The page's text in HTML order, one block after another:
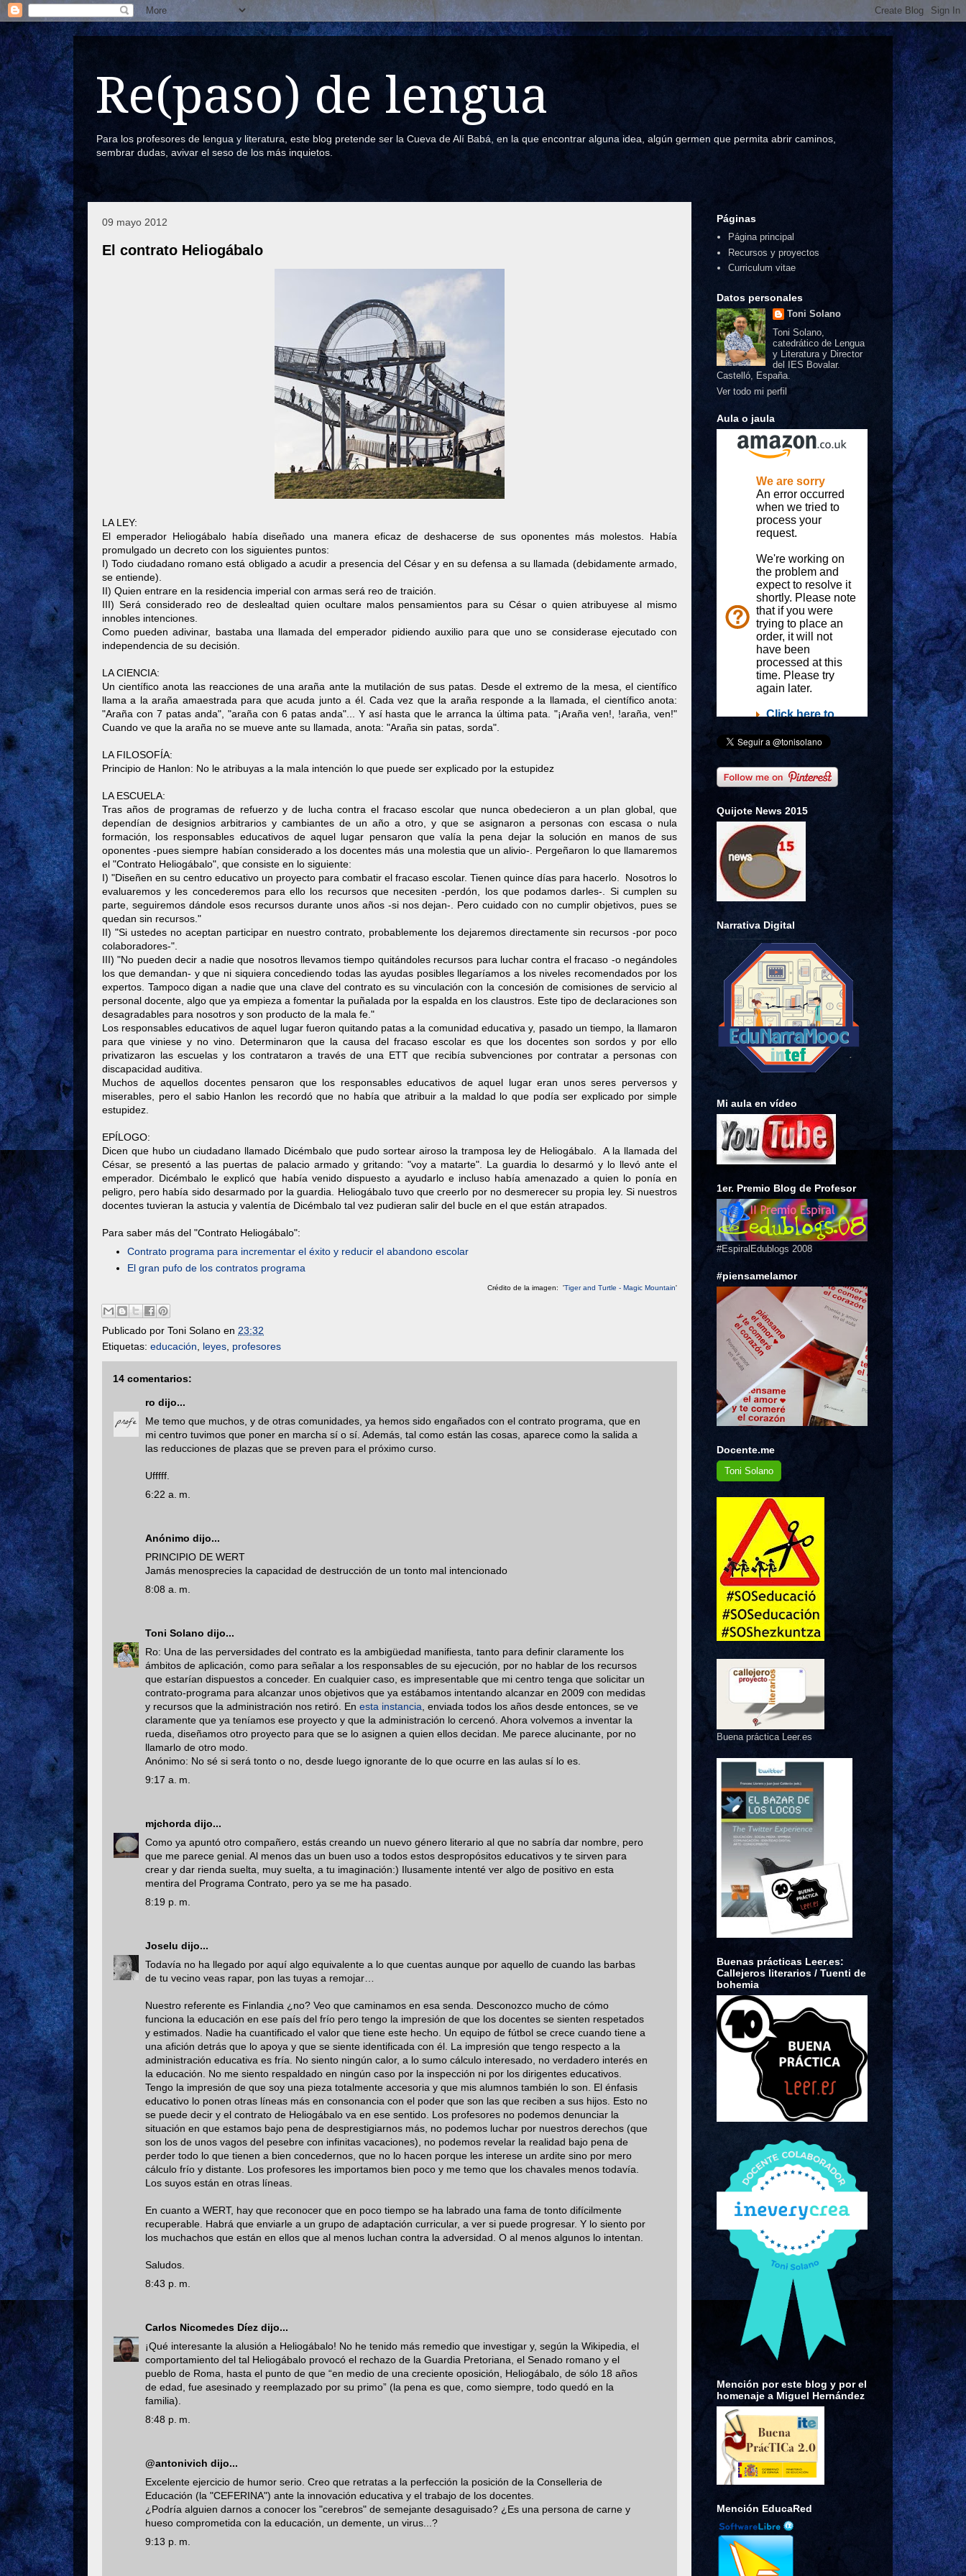
Re(paso) de lengua
Para los profesores de lengua y literatura, este blog pretende ser la Cueva de Alí Babá, en la que encontrar alguna idea, algún germen que permita abrir caminos,
sembrar dudas, avivar el seso de los más inquietos.
09 mayo 2012
El contrato Heliogábalo
LA LEY:
El emperador Heliogábalo había diseñado una manera eficaz de deshacerse de sus oponentes más molestos. Había
promulgado un decreto con los siguientes puntos:
I) Todo ciudadano romano está obligado a acudir a presencia del César y en su defensa a su llamada (debidamente armado,
se entiende).
II) Quien entrare en la residencia imperial con armas será reo de traición.
III) Será considerado reo de deslealtad quien ocultare malos pensamientos para su César o quien atribuyese al mismo
innobles intenciones.
Como pueden adivinar, bastaba una llamada del emperador pidiendo auxilio para que uno se considerase ejecutado con
independencia de su decisión.
LA CIENCIA:
Un científico anota las reacciones de una araña ante la mutilación de sus patas. Desde el extremo de la mesa, el científico
llama a la araña amaestrada para que acuda junto a él. Cada vez que la araña responde a la llamada, el científico anota:
"Araña con 7 patas anda", "araña con 6 patas anda"... Y así hasta que le arranca la última pata. "¡Araña ven!, !araña, ven!"
Cuando ve que la araña no se mueve ante su llamada, anota: "Araña sin patas, sorda".
LA FILOSOFÍA:
Principio de Hanlon: No le atribuyas a la mala intención lo que puede ser explicado por la estupidez
LA ESCUELA:
Tras años de programas de refuerzo y de lucha contra el fracaso escolar que nunca obedecieron a un plan global, que
dependían de designios arbitrarios y cambiantes de un año a otro, y que se asignaron a personas con escasa o nula
formación, los responsables educativos de aquel lugar pensaron que valía la pena dejar la solución en manos de sus
oponentes -pues siempre habían considerado a los docentes más una molestia que un alivio-. Pergeñaron lo que llamaremos
el "Contrato Heliogábalo", que consiste en lo siguiente:
I) "Diseñen en su centro educativo un proyecto para combatir el fracaso escolar. Tienen quince días para hacerlo. Nosotros lo
evaluaremos y les concederemos para ello los recursos que necesiten -perdón, los que podamos darles-. Si cumplen su
parte, seguiremos dándole esos recursos durante unos años -si nos dejan-. Pero cuidado con no cumplir objetivos, pues se
quedan sin recursos."
II) "Si ustedes no aceptan participar en nuestro contrato, probablemente los dejaremos directamente sin recursos -por poco
colaboradores-".
III) "No pueden decir a nadie que nosotros llevamos tiempo quitándoles recursos para luchar contra el fracaso -o negándoles
los que demandan- y que ni siquiera concediendo todas las ayudas posibles llegaríamos a los niveles recomendados por los
expertos. Tampoco digan a nadie que una clave del contrato es su vinculación con la concesión de comisiones de servicio al
personal docente, algo que ya empieza a fomentar la puñalada por la espalda en los claustros. Este tipo de declaraciones son
desagradables para nosotros y son producto de la mala fe."
Los responsables educativos de aquel lugar fueron quitando patas a la comunidad educativa y, pasado un tiempo, la llamaron
para que viniese y no vino. Determinaron que la causa del fracaso escolar es que los docentes son sordos y por ello
privatizaron las escuelas y los contrataron a través de una ETT que recibía subvenciones por contratar a personas con
discapacidad auditiva.
Muchos de aquellos docentes pensaron que los responsables educativos de aquel lugar eran unos seres perversos y
miserables, pero el sabio Hanlon les recordó que no había que atribuir a la maldad lo que podía ser explicado por simple
estupidez.
EPÍLOGO:
Dicen que hubo un ciudadano llamado Dicémbalo que pudo sortear airoso la tramposa ley de Heliogábalo. A la llamada del
César, se presentó a las puertas de palacio armado y gritando: "voy a matarte". La guardia lo desarmó y lo llevó ante el
emperador. Dicémbalo le explicó que había venido dispuesto a ayudarlo e incluso había amenazado a quien lo ponía en
peligro, pero había sido desarmado por la guardia. Heliogábalo tuvo que creerlo por no desmerecer su propia ley. Si nuestros
docentes tuvieran la astucia y valentía de Dicémbalo tal vez pudieran salir del bucle en el que están atrapados.
Para saber más del "Contrato Heliogábalo":
Contrato programa para incrementar el éxito y reducir el abandono escolar
El gran pufo de los contratos programa
Crédito de la imagen: 'Tiger and Turtle - Magic Mountain'
Publicado por Toni Solano en 23:32
Etiquetas: educación leyes profesores
14 comentarios:
ro dijo...
Me temo que muchos, y de otras comunidades, ya hemos sido engañados con el contrato programa, que en
mi centro tuvimos que poner en marcha sí o sí. Además, tal como están las cosas, aparece como la salida a
las reducciones de plazas que se preven para el próximo curso.
Ufffff.
6:22 a. m.
Anónimo dijo...
PRINCIPIO DE WERT
Jamás menosprecies la capacidad de destrucción de un tonto mal intencionado
8:08 a. m.
Toni Solano dijo...
Ro: Una de las perversidades del contrato es la ambigüedad manifiesta, tanto para definir claramente los
ámbitos de aplicación, como para señalar a los responsables de su ejecución, por no hablar de los recursos
que estarían dispuestos a conceder. En cualquier caso, es impresentable que mi centro tenga que solicitar un
contrato-programa para alcanzar unos objetivos que ya estábamos intentando alcanzar en 2009 con medidas
y recursos que la administración nos retiró. En esta instancia , enviada todos los años desde entonces, se ve
claramente que ya teníamos ese proyecto y que la administración lo cercenó. Ahora volvemos a inventar la
rueda, diseñamos otro proyecto para que se lo asignen a quien ellos decidan. Me parece alucinante, por no
llamarlo de otro modo.
Anónimo: No sé si será tonto o no, desde luego ignorante de lo que ocurre en las aulas sí lo es.
9:17 a. m.
mjchorda dijo...
Como ya apuntó otro compañero, estás creando un nuevo género literario al que no sabría dar nombre, pero
que me parece genial. Al menos das un buen uso a todos estos despropósitos educativos y te sirven para
crear y dar rienda suelta, muy suelta, a tu imaginación:) Ilusamente intenté ver algo de positivo en esta
mentira del Programa Contrato, pero ya se me ha pasado.
8:19 p. m.
Joselu dijo...
Todavía no ha llegado por aquí algo equivalente a lo que cuentas aunque por aquello de cuando las barbas
de tu vecino veas rapar, pon las tuyas a remojar…
Nuestro referente es Finlandia ¿no? Veo que caminamos en esa senda. Desconozco mucho de cómo
funciona la educación en ese país del frío pero tengo la impresión de que los docentes se sienten respetados
y estimados. Nadie ha cuantificado el valor que tiene este hecho. Un equipo de fútbol se crece cuando tiene a
una afición detrás que lo apoya y que se siente identificada con él. La impresión que tengo respecto a la
administración educativa es fría. No siento ningún calor, a lo sumo cálculo interesado, no verdadero interés en
la educación. No me siento respaldado en ningún caso por la inspección ni por los dirigentes educativos.
Tengo la impresión de que soy una pieza totalmente accesoria y que mis alumnos también lo son. El énfasis
educativo lo ponen otras líneas más en consonancia con el poder que son las que reciben a sus hijos. Esto no
se puede decir y el contrato de Heliogábalo va en ese sentido. Los profesores no podemos denunciar la
situación en que estamos bajo pena de desprestigiarnos más, no podemos luchar por nuestros derechos (que
son los de unos vagos del pesebre con infinitas vacaciones), no podemos revelar la realidad bajo pena de
perder todo lo que tienen a bien concedernos, que no lo hacen porque les interese un ardite sino por mero
cálculo frío y distante. Los profesores les importamos bien poco y me temo que los chavales menos todavía.
Los suyos están en otras líneas.
En cuanto a WERT, hay que reconocer que en poco tiempo se ha labrado una fama de tonto difícilmente
recuperable. Habrá que enviarle a un grupo de adaptación curricular, a ver si puede progresar. Y lo siento por
los muchachos que están en ellos que al menos luchan contra la adversidad. O al menos algunos lo intentan.
Saludos.
8:43 p. m.
Carlos Nicomedes Díez dijo...
¡Qué interesante la alusión a Heliogábalo! No he tenido más remedio que investigar y, según la Wikipedia, el
comportamiento del tal Heliogábalo provocó el rechazo de la Guardia Pretoriana, el Senado romano y el
pueblo de Roma, hasta el punto de que “en medio de una creciente oposición, Heliogábalo, de sólo 18 años
de edad, fue asesinado y reemplazado por su primo” (la pena es que, como siempre, todo quedó en la
familia).
8:48 p. m.
@antonivich dijo...
Excelente ejercicio de humor serio. Creo que retratas a la perfección la posición de la Conselleria de
Educación (la "CEFERINA") ante la innovación educativa y el trabajo de los docentes.
¿Podría alguien darnos a conocer los "cerebros" de semejante desaguisado? ¿Es una persona de carne y
hueso comprometida con la educación, un demente, un virus...?
9:13 p. m.
Páginas
Página principal
Recursos y proyectos
Curriculum vitae
Datos personales
Toni Solano
Toni Solano,
catedrático de Lengua
y Literatura y Director
del IES Bovalar.
Castelló, España.
Ver todo mi perfil
Aula o jaula
Quijote News 2015
Narrativa Digital
Mi aula en vídeo
1er. Premio Blog de Profesor
#EspiralEdublogs 2008
#piensamelamor
Docente.me
Toni Solano
Buena práctica Leer.es
Buenas prácticas Leer.es:
Callejeros literarios / Tuenti de
bohemia
Mención por este blog y por el
homenaje a Miguel Hernández
Mención EducaRed